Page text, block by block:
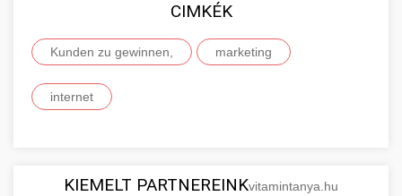
CIMKÉK
Kunden zu gewinnen, marketing
internet
KIEMELT PARTNEREINKvitamintanya.hu